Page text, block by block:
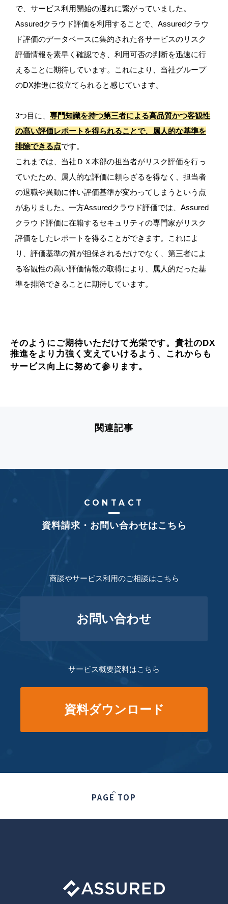
で、サービス利用開始の遅れに繋がっていました。
Assuredクラウド評価を利用することで、Assuredクラウ
ド評価のデータベースに集約された各サービスのリスク
評価情報を素早く確認でき、利用可否の判断を迅速に行
えることに期待しています。これにより、当社グループ
のDX推進に役立てられると感じています。
3つ目に、 専門知識を持つ第三者による高品質かつ客観性
の髙い評価レポートを得られることで、属人的な基準を
排除できる点です。
これまでは、当社ＤＸ本部の担当者がリスク評価を行っ
ていたため、属人的な評価に頼らざるを得なく、担当者
の退職や異動に伴い評価基準が変わってしまうという点
がありました。一方Assuredクラウド評価では、Assured
クラウド評価に在籍するセキュリティの専門家がリスク
評価をしたレポートを得ることができます。これによ
り、評価基準の質が担保されるだけでなく、第三者によ
る客観性の高い評価情報の取得により、属人的だった基
準を排除できることに期待しています。
そのようにご期待いただけて光栄です。貴社のDX
推進をより力強く支えていけるよう、これからも
サービス向上に努めて参ります。
関連記事
CONTACT
資料請求・お問い合わせはこちら
商談やサービス利用のご相談はこちら
お問い合わせ
サービス概要資料はこちら
資料ダウンロード
PAGE TOP